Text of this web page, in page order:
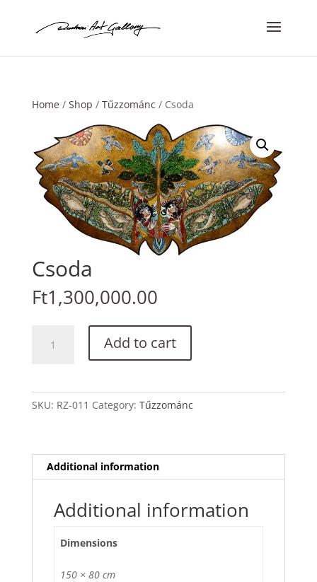
Home / Shop / Tűzzománc / Csoda
Csoda
Ft1,300,000.00
quantity
Add to cart
SKU: RZ-011 Category: Tűzzománc
Additional information
Additional information
Dimensions
150 × 80 cm